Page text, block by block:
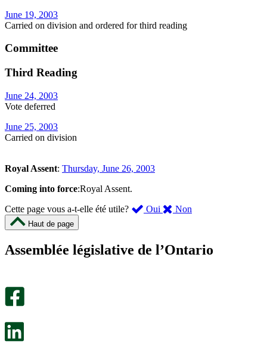
June 19, 2003
Carried on division and ordered for third reading
Committee
Third Reading
June 24, 2003
Vote deferred
June 25, 2003
Carried on division
Royal Assent: Thursday, June 26, 2003
Coming into force:Royal Assent.
Cette page vous a-t-elle été utile?
Oui ,
été
Non
m’a
Haut de page
Assemblée législative de l’Ontario